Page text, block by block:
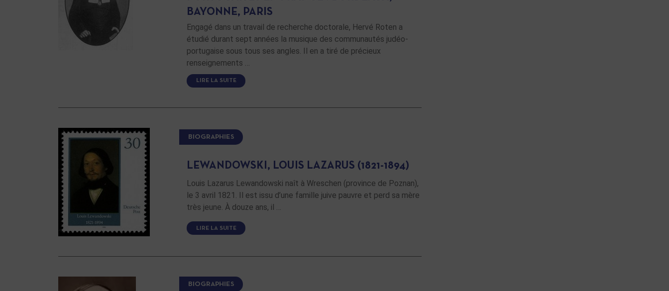
BAYONNE, PARIS
Engagé dans un travail de recherche doctorale, Hervé Roten a
étudié durant sept années la musique des communautés judéo-
portugaise sous tous ses angles. Il en a tiré de précieux
renseignements …
LIRE LA SUITE
BIOGRAPHIES
LEWANDOWSKI, LOUIS LAZARUS (1821-1894)
Louis Lazarus Lewandowski naît à Wreschen (province de Poznan),
le 3 avril 1821. Il est issu d’une famille juive pauvre et perd sa mère
très jeune. À douze ans, il …
LIRE LA SUITE
BIOGRAPHIES